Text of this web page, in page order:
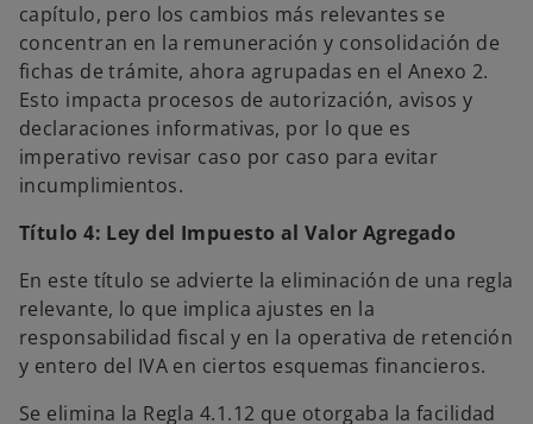
capítulo, pero los cambios más relevantes se
concentran en la remuneración y consolidación de
fichas de trámite, ahora agrupadas en el Anexo 2.
Esto impacta procesos de autorización, avisos y
declaraciones informativas, por lo que es
imperativo revisar caso por caso para evitar
incumplimientos.
Título 4: Ley del Impuesto al Valor Agregado
En este título se advierte la eliminación de una regla
relevante, lo que implica ajustes en la
responsabilidad fiscal y en la operativa de retención
y entero del IVA en ciertos esquemas financieros.
Se elimina la Regla 4.1.12 que otorgaba la facilidad